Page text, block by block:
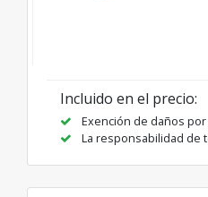
Incluido en el precio:
Exención de daños por
La responsabilidad de